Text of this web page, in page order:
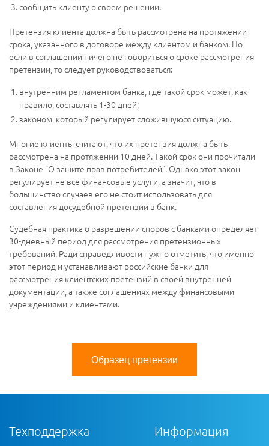
сообщить клиенту о своем решении.
Претензия клиента должна быть рассмотрена на протяжении
срока, указанного в договоре между клиентом и банком. Но
если в соглашении ничего не говориться о сроке рассмотрения
претензии, то следует руководствоваться:
внутренним регламентом банка, где такой срок может, как
правило, составлять 1-30 дней;
законом, который регулирует сложившуюся ситуацию.
Многие клиенты считают, что их претензия должна быть
рассмотрена на протяжении 10 дней. Такой срок они прочитали
в Законе "О защите прав потребителей". Однако этот закон
регулирует не все финансовые услуги, а значит, что в
большинство случаев его не стоит использовать для
составления досудебной претензии в банк.
Судебная практика о разрешении споров с банками определяет
30-дневный период для рассмотрения претензионных
требований. Ради справедливости нужно отметить, что именно
этот период и устанавливают российские банки для
рассмотрения клиентских претензий в своей внутренней
документации, а также соглашениях между финансовыми
учреждениями и клиентами.
Образец претензии
Техподдержка Информация